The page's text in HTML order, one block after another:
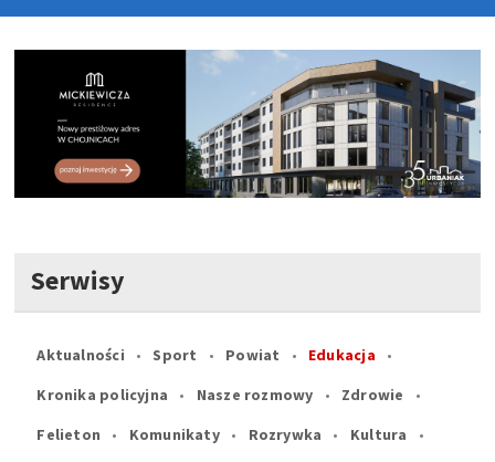
Serwisy
Aktualności Sport Powiat
Edukacja
Kronika policyjna
Nasze rozmowy
Zdrowie
Felieton
Komunikaty Rozrywka
Kultura